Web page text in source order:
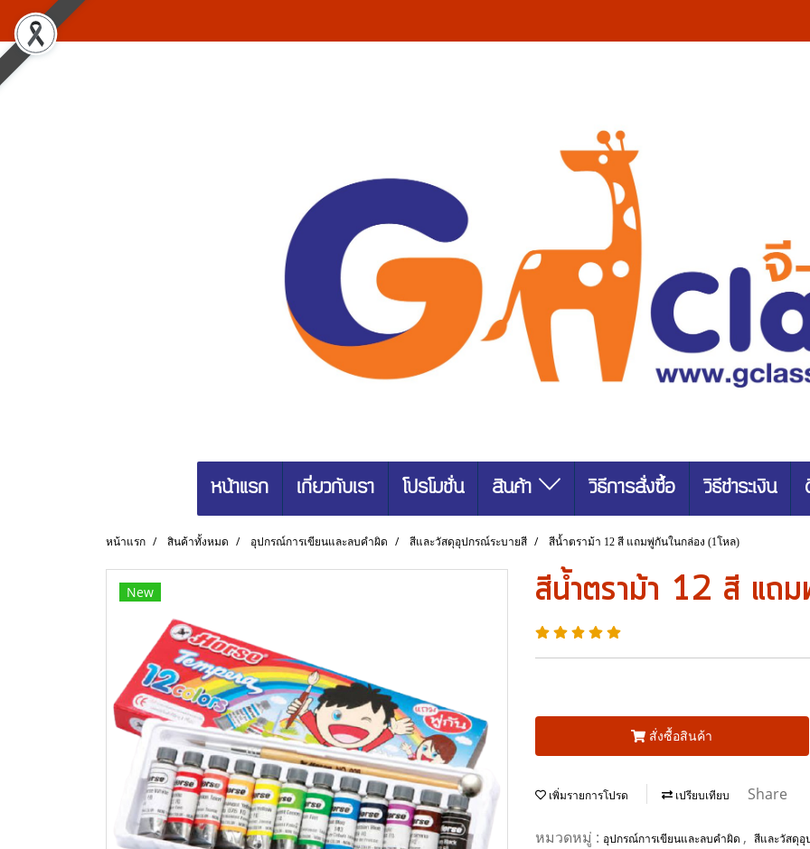
หน้าแรก เกี่ยวกับเรา โปรโมชั่น สินค้า วิธีการสั่งซื้อ วิธีชำระเงิน
หน้าแรก สินค้าทั้งหมด อุปกรณ์การเขียนและลบคำผิด สีและวัสดุอุปกรณ์ระบายสี สีน้ำตราม้า 12 สี แถมพู่กันในกล่อง (1โหล)
New สีน้ำตราม้า 12 สี แถ
สั่งซื้อสินค้า
เพิ่มรายการโปรด เปรียบเทียบ Share
หมวดหมู่ : อุปกรณ์การเขียนและลบคำผิด , สีและวัสดุอุ